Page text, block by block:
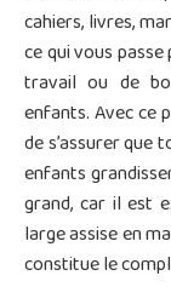
cahiers, livres,
ce qui vous
travail ou de
enfants. Avec ce
de s’assurer que
enfants
grand, car il est
large assise en
constitue le